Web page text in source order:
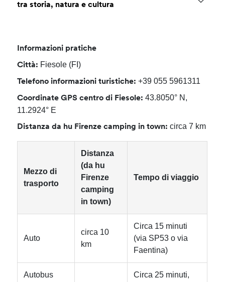
tra storia, natura e cultura
Informazioni pratiche
Città: Fiesole (FI)
Telefono informazioni turistiche: +39 055 5961311
Coordinate GPS centro di Fiesole: 43.8050° N,
11.2924° E
Distanza da hu Firenze camping in town: circa 7 km
Mezzo di
trasporto
Distanza
(da hu
Firenze
camping
in town)
Tempo di viaggio
Auto
circa 10
km
Circa 15 minuti
(via SP53 o via
Faentina)
Autobus
Circa 25 minuti,